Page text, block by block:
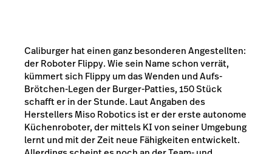
Caliburger hat einen ganz besonderen Angestellten:
der Roboter Flippy. Wie sein Name schon verrät,
kümmert sich Flippy um das Wenden und Aufs-
Brötchen-Legen der Burger-Patties, 150 Stück
schafft er in der Stunde. Laut Angaben des
Herstellers Miso Robotics ist er der erste autonome
Küchenroboter, der mittels KI von seiner Umgebung
lernt und mit der Zeit neue Fähigkeiten entwickelt.